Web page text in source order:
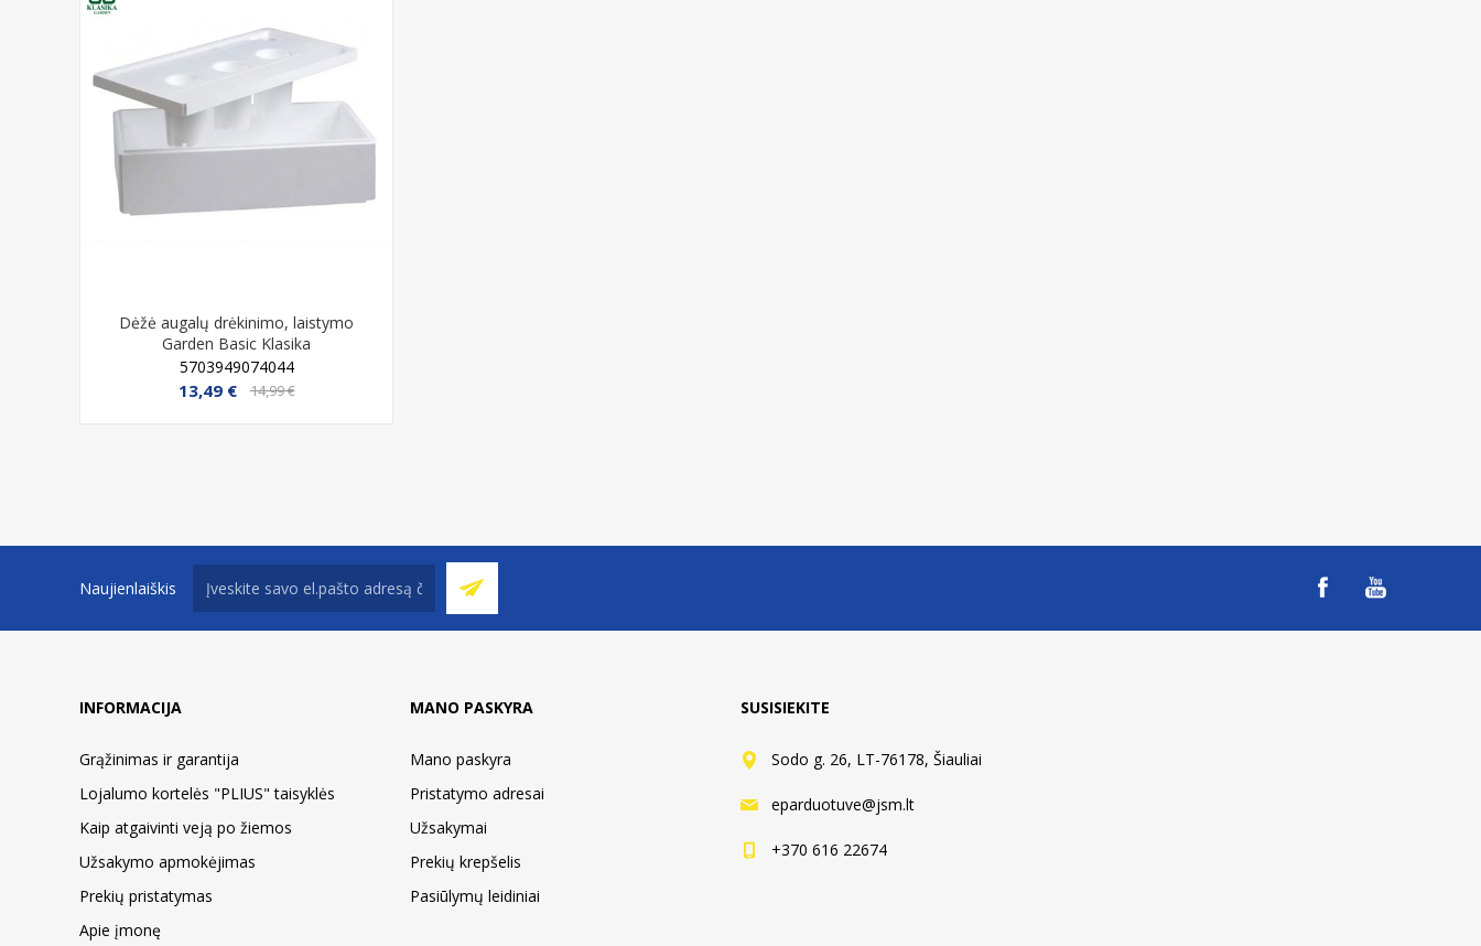
Dėžė augalų drėkinimo, laistymo
Garden Basic Klasika
5703949074044
13,49 € 14,99 €
Naujienlaiškis
INFORMACIJA
Grąžinimas ir garantija
Lojalumo kortelės "PLIUS" taisyklės
Kaip atgaivinti veją po žiemos
Užsakymo apmokėjimas
Prekių pristatymas
Apie įmonę
MANO PASKYRA
Mano paskyra
Pristatymo adresai
Užsakymai
Prekių krepšelis
Pasiūlymų leidiniai
SUSISIEKITE
Sodo g. 26, LT-76178, Šiauliai
eparduotuve@jsm.lt
+370 616 22674